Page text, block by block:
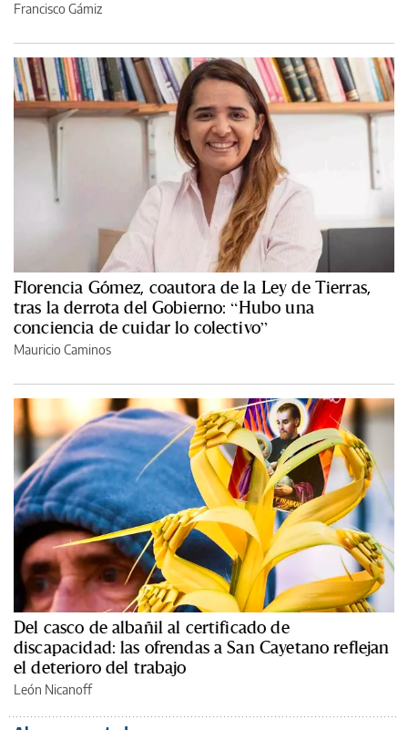
Francisco Gámiz
Florencia Gómez, coautora de la Ley de Tierras,
tras la derrota del Gobierno: “Hubo una
conciencia de cuidar lo colectivo”
Mauricio Caminos
Del casco de albañil al certificado de
discapacidad: las ofrendas a San Cayetano reflejan
el deterioro del trabajo
León Nicanoff